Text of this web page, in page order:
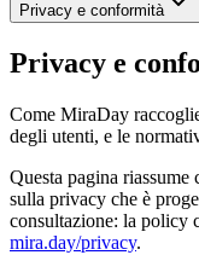
Privacy e conformità
Privacy e
Come MiraDay
degli utenti, e le
Questa pagina
sulla privacy che è
consultazione: la policy
mira.day/privacy.